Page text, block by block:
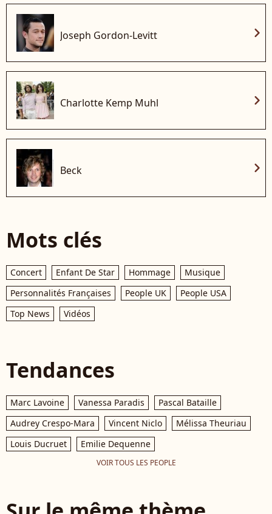
Joseph Gordon-Levitt chevron_right
Charlotte Kemp Muhl chevron_right
Beck chevron_right
Mots clés
Concert Enfant De Star Hommage
Musique
Personnalités Françaises
People UK
People USA
Top News
Vidéos
Tendances
Marc Lavoine Vanessa Paradis
Pascal Bataille
Audrey Crespo-Mara
Vincent Niclo
Mélissa Theuriau
Louis Ducruet
Emilie Dequenne
VOIR TOUS LES PEOPLE